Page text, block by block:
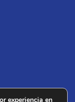
experiencia en